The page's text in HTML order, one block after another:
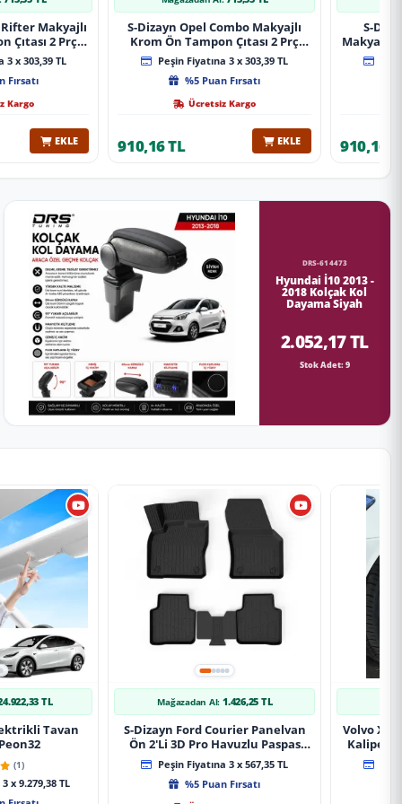
Makyajlı
Çıtası 2 Prç
Kalite
3 x 303,39 TL
Fırsatı
Kargo
EKLE
S-Dizayn Opel Combo Makyajlı
Krom Ön Tampon Çıtası 2 Prç
2023 Üzeri A+ Kalite
Peşin Fiyatına 3 x 303,39 TL
%5 Puan Fırsatı
Ücretsiz Kargo
910,16 TL EKLE
S-
Makyajlı
2 Prç
910,16
DRS-614473
Hyundai İ10 2013 -
2018 Kolçak Kol
Dayama Siyah
2.052,17 TL
Stok Adet: 9
TL
Tavan
(1)
x 9.279,38 TL
Mağazadan Al: 1.426,25 TL
S-Dizayn Ford Courier Panelvan
Ön 2'Li 3D Pro Havuzlu Paspas
2014-2024 A+ Kalite
Peşin Fiyatına 3 x 567,35 TL
%5 Puan Fırsatı
Volvo
Kaliper